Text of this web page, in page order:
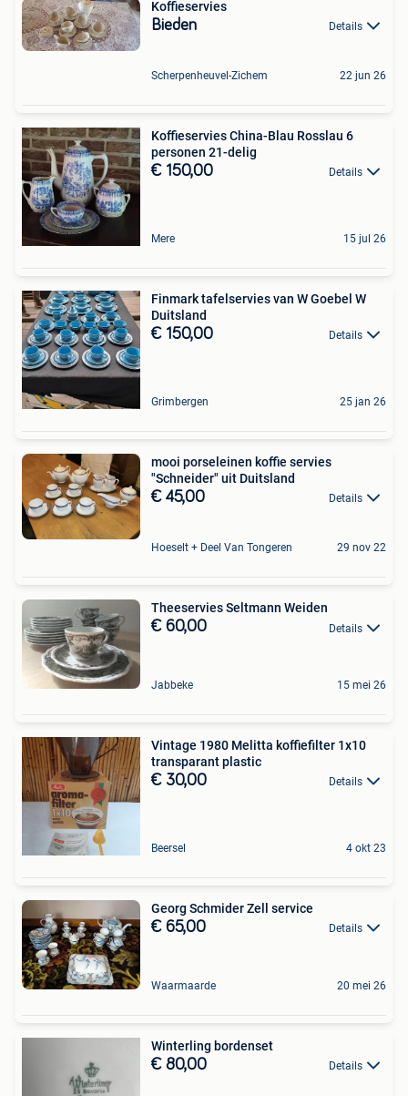
Koffieservies
Bieden Details
Scherpenheuvel-Zichem 22 jun 26
Koffieservies China-Blau Rosslau 6
personen 21-delig
€ 150,00 Details
Mere 15 jul 26
Finmark tafelservies van W Goebel W
Duitsland
€ 150,00 Details
Grimbergen 25 jan 26
mooi porseleinen koffie servies
"Schneider" uit Duitsland
€ 45,00 Details
Hoeselt + Deel Van Tongeren 29 nov 22
Theeservies Seltmann Weiden
€ 60,00 Details
Jabbeke 15 mei 26
Vintage 1980 Melitta koffiefilter 1x10
transparant plastic
€ 30,00 Details
Beersel 4 okt 23
Georg Schmider Zell service
€ 65,00 Details
Waarmaarde 20 mei 26
Winterling bordenset
€ 80,00 Details